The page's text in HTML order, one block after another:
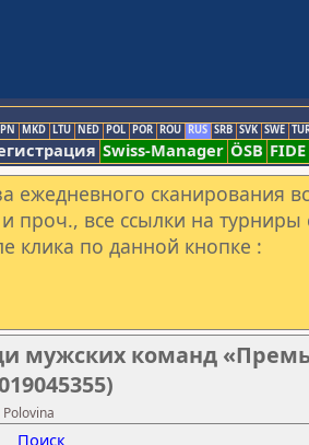
MKD LTU NED POL POR ROU RUS SRB SVK SWE
Swiss-Manager ÖSB FIDE
ежедневного сканирования
проч., все ссылки на турниры
клика по данной кнопке :
мужских команд
Поиск